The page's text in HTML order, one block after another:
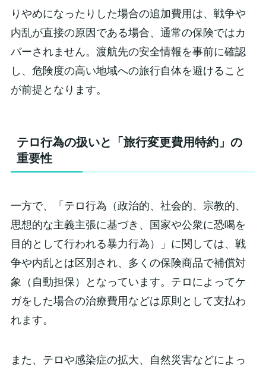
りやめになったりした場合の追加費用は、戦争や
内乱が直接の原因である場合、通常の保険ではカ
バーされません。渡航先の安全情報を事前に確認
し、危険度の高い地域への旅行自体を避けること
が前提となります。
テロ行為の扱いと「旅行変更費用特約」の
重要性
一方で、「テロ行為（政治的、社会的、宗教的、
思想的な主義主張に基づき、国家や公衆に恐喝を
目的として行われる暴力行為）」に関しては、戦
争や内乱とは区別され、多くの保険商品で補償対
象（自動担保）となっています。テロによってケ
ガをした場合の治療費用などは原則として支払わ
れます。
また、テロや感染症の拡大、自然災害などによっ